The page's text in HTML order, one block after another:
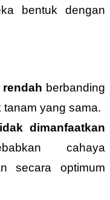
bentuk dengan
berbanding
yang sama.
dimanfaatkan
cahaya
secara optimum